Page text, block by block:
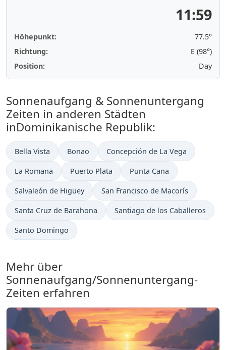
11:59
Höhepunkt:
77.5°
Richtung:
E (98°)
Position:
Day
Sonnenaufgang & Sonnenuntergang
Zeiten in anderen Städten
inDominikanische Republik:
Bella Vista Bonao Concepción de La Vega
La Romana Puerto Plata Punta Cana
Salvaleón de Higüey San Francisco de Macorís
Santa Cruz de Barahona Santiago de los Caballeros
Santo Domingo
Mehr über
Sonnenaufgang/Sonnenuntergang-
Zeiten erfahren